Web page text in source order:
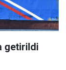
getirildi